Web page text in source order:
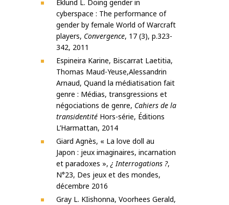
Eklund L. Doing gender in
cyberspace : The performance of
gender by female World of Warcraft
players, Convergence, 17 (3), p.323-
342, 2011
Espineira Karine, Biscarrat Laetitia,
Thomas Maud-Yeuse,Alessandrin
Arnaud, Quand la médiatisation fait
genre : Médias, transgressions et
négociations de genre, Cahiers de la
transidentité Hors-série, Éditions
L’Harmattan, 2014
Giard Agnès, « La love doll au
Japon : jeux imaginaires, incarnation
et paradoxes », ¿ Interrogations ?,
N°23, Des jeux et des mondes,
décembre 2016
Gray L. KIishonna, Voorhees Gerald,